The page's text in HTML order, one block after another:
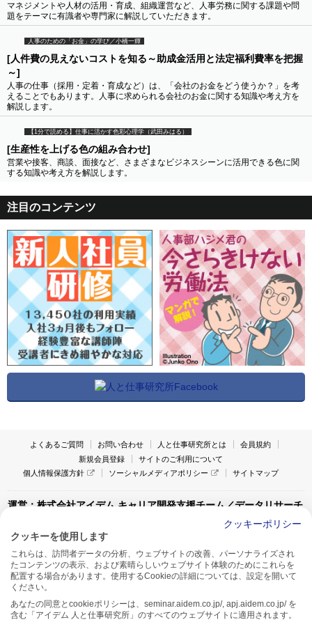
マネジメントや人材の活用・育成、組織運営など、人事労務に関する課題や問
題をテーマに有識者や専門家に解説していただきます。
人事のための「お金」の学び／小橋一輝
[人件費の見えないコストを知る～助成金活用と法定福利費率を把握
～]
人事の仕事（採用・定着・育成など）は、「会社のお金をどう使うか？」を考
えることでもあります。人事に求められる会社のお金に関する知識や考え方を
解説します。
【1分で読める】仕事に活かす色彩心理学（武田みはる）
[生産性を上げる色の組み合わせ]
営業や接客、商談、面接など、さまざまなビジネスシーンに活用できる色に関
する知識や考え方を解説します。
注目のコンテンツ
よくあるご質問 お問い合わせ 人と仕事研究所とは
会員規約
新規会員登録
サイトのご利用について
個人情報保護方針
ソーシャルメディアポリシー サイトマップ
運営：株式会社アイデム キャリア開発支援チーム／データリサーチ
〒160-0022 東京都新宿区新宿1-4-10
アイデム本社ビル TEL:03-5269-6020
〒550-0005 大阪府大阪市西区西本町1-13-43
アイデム西本町ビル7F TEL:06-7662-2800
クッキーポリシー
クッキーを使用します
これらは、訪問者データの分析、ウェブサイトの改善、パーソナライズされ
たコンテンツの表示、および素晴らしいウェブサイト体験のためにこれらを
配置する場合があります。使用するCookieの詳細については、設定を開いて
ください。
あなたの同意とcookieポリシーは、seminar.aidem.co.jp/, apj.aidem.co.jp/ を
含む「アイデム 人と仕事研究所」のすべてのウェブサイトに適用されます。